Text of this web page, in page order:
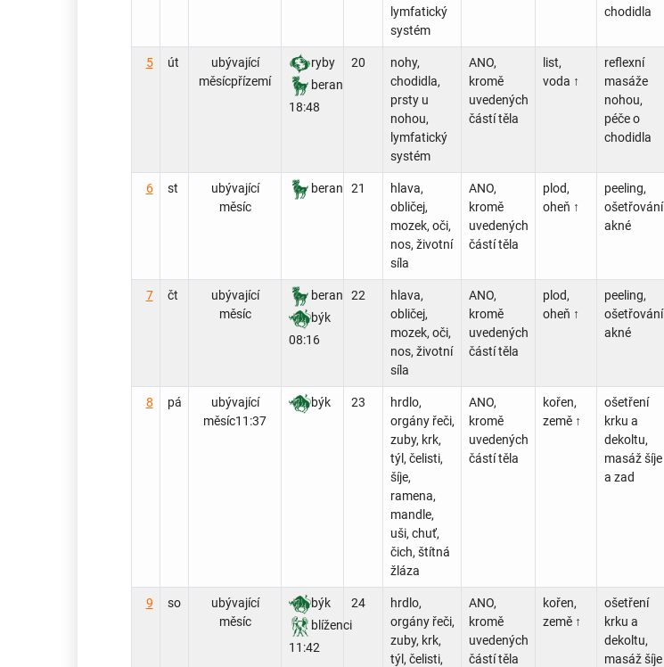
lymfatický
systém
chodidla
5 út
ubývající
měsícpřízemí
ryby
beran
18:48
20
nohy,
chodidla,
prsty u
nohou,
lymfatický
systém
ANO,
kromě
uvedených
částí těla
list,
voda ↑
reflexní
masáže
nohou,
péče o
chodidla
6 st
ubývající
měsíc
beran 21
hlava,
obličej,
mozek, oči,
nos, životní
síla
ANO,
kromě
uvedených
částí těla
plod,
oheň ↑
peeling,
ošetřování
akné
7 čt
ubývající
měsíc
beran
býk
08:16
22
hlava,
obličej,
mozek, oči,
nos, životní
síla
ANO,
kromě
uvedených
částí těla
plod,
oheň ↑
peeling,
ošetřování
akné
8 pá
ubývající
měsíc11:37
býk 23
hrdlo,
orgány řeči,
zuby, krk,
týl, čelisti,
šíje,
ramena,
mandle,
uši, chuť,
čich, štítná
žláza
ANO,
kromě
uvedených
částí těla
kořen,
země ↑
ošetření
krku a
dekoltu,
masáž šíje
a zad
9 so
ubývající
měsíc
býk
blíženci
11:42
24
hrdlo,
orgány řeči,
zuby, krk,
týl, čelisti,
ANO,
kromě
uvedených
částí těla
kořen,
země ↑
ošetření
krku a
dekoltu,
masáž šíje